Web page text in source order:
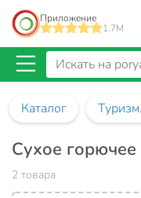
Приложение
1.7M
Каталог
Сухое горючее
2 товара